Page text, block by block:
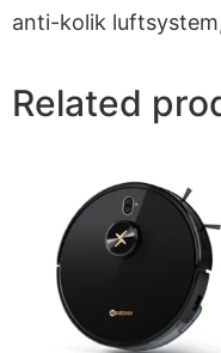
anti-kolik
Related